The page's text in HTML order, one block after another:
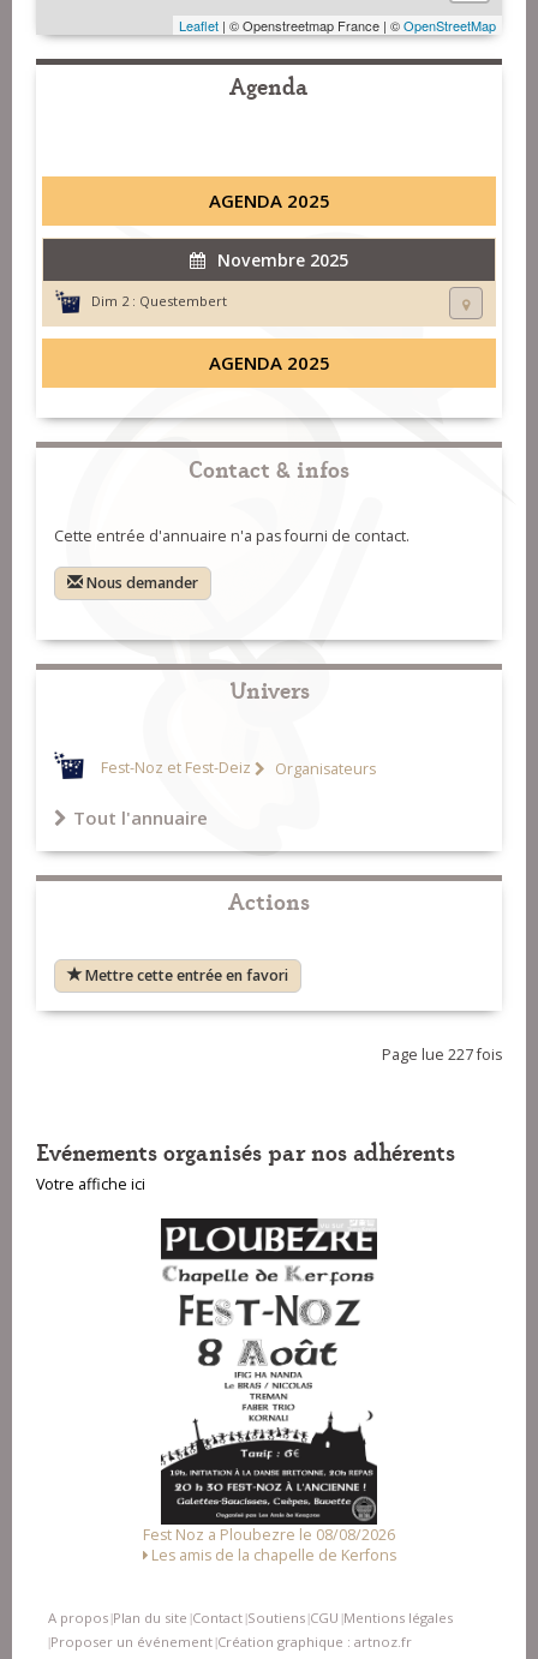
Leaflet | © Openstreetmap France | ©OpenStreetMap
Agenda
AGENDA 2025
Novembre 2025
Dim 2 : Questembert
AGENDA 2025
Contact & infos
Cette entrée d'annuaire n'a pas fourni de contact.
Nous demander
Univers
Fest-Noz et Fest-Deiz Organisateurs
Tout l'annuaire
Actions
Mettre cette entrée en favori
Page lue 227 fois
Evénements organisés par nos adhérents
Votre affiche ici
Fest Noz a Ploubezre le 08/08/2026
Les amis de la chapelle de Kerfons
A propos Plan du site Contact Soutiens CGU Mentions légales
Proposer un événement Création graphique : artnoz.fr